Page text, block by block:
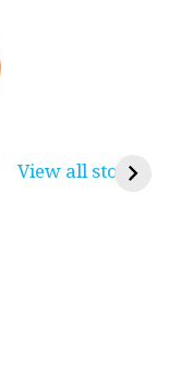
View all stories
रामसा पीर,